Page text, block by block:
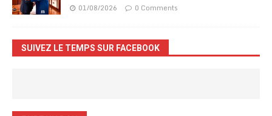
01/08/2026 0 Comments
SUIVEZ LE TEMPS SUR FACEBOOK